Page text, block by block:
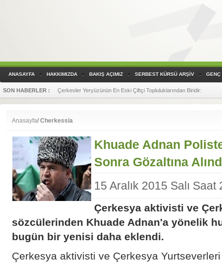
ANASAYFA HAKKIMIZDA BAKIŞ AÇIMIZ SERBEST KÜRSÜ ARŞİV GENÇ
SON HABERLER : Çerkesler Yeryüzünün En Eski Çiftçi Topluluklarından Biridir:
SON HABERLER :
Yandex Translate, Çerkesçe (Batı diyalekti) Çeviri Yapmaya Başladı!
Anasayfa/Cherkessia
Khuade Adnan
Sonra Gözaltına
15 Aralık 2015 Salı Saat
Çerkesya aktivisti ve
sözcülerinden Khuade Adnan'a yönelik
bugün bir yenisi daha eklendi.
Çerkesya aktivisti ve Çerkesya